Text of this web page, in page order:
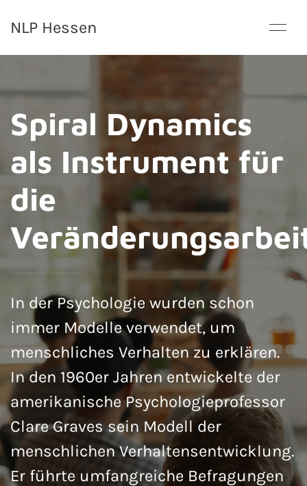
NLP Hessen
Spiral Dynamics
als Instrument für
die
In der Psychologie wurden schon
immer Modelle verwendet, um
menschliches Verhalten zu erklären.
In den 1960er Jahren entwickelte der
amerikanische Psychologieprofessor
Clare Graves sein Modell der
menschlichen Verhaltensentwicklung.
Er führte umfangreiche Befragungen